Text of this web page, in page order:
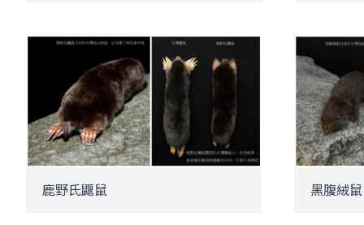
鹿野氏鼴鼠 黑腹絨鼠